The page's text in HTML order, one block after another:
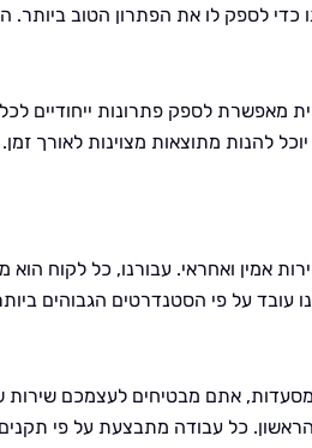
לספק לו את הפתרון הטוב ביותר.
מאפשרת לספק פתרונות ייחודיים לכל
להנות מתוצאות מצוינות לאורך
אמין ואחראי. עבורנו, כל לקוח
עובד על פי הסטנדרטים הגבוהים
אתם מבטיחים לעצמכם
כל עבודה מתבצעת על פי